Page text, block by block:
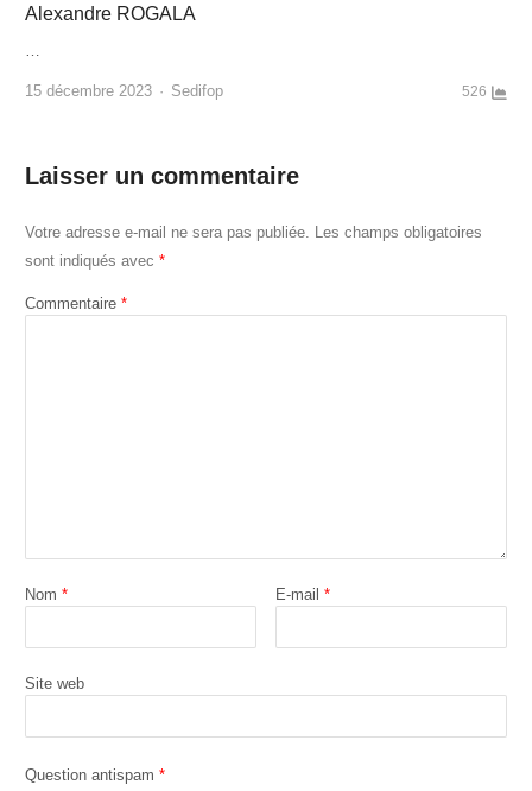
Alexandre ROGALA
…
15 décembre 2023 Author
Sedifop 526
Laisser un commentaire
Votre adresse e-mail ne sera pas publiée.
Les champs obligatoires
sont indiqués avec *
Commentaire *
Nom * E-mail*
Site web
Question antispam *